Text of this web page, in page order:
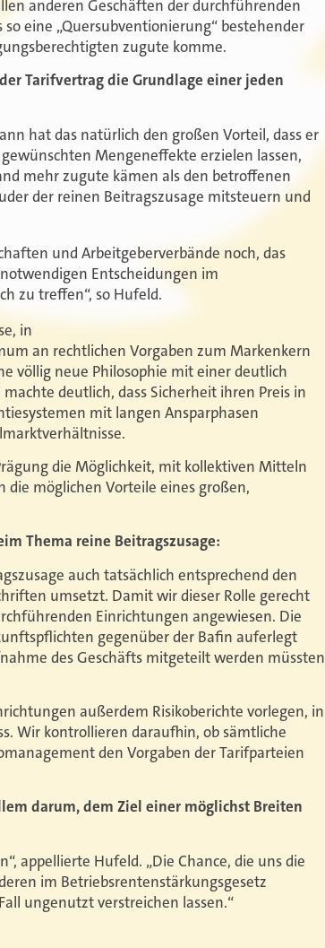
anderen Geschäften der durchführenden
eine „Quersubventionierung“ bestehender
zugute komme.
Tarifvertrag die Grundlage einer jeden
hat das natürlich den großen Vorteil, dass er
Mengeneffekte erzielen lassen,
mehr zugute kämen als den betroffenen
der reinen Beitragszusage mitsteuern und
und Arbeitgeberverbände noch, das
Entscheidungen im
zu treffen“, so Hufeld.
in
an rechtlichen Vorgaben zum Markenkern
völlig neue Philosophie mit einer deutlich
deutlich, dass Sicherheit ihren Preis in
mit langen Ansparphasen
die Möglichkeit, mit kollektiven Mitteln
möglichen Vorteile eines großen,
Thema reine Beitragszusage:
auch tatsächlich entsprechend den
umsetzt. Damit wir dieser Rolle gerecht
Einrichtungen angewiesen. Die
gegenüber der Bafin auferlegt
des Geschäfts mitgeteilt werden müssten
außerdem Risikoberichte vorlegen, in
Wir kontrollieren daraufhin, ob sämtliche
den Vorgaben der Tarifparteien
darum, dem Ziel einer möglichst Breiten
appellierte Hufeld. „Die Chance, die uns die
im Betriebsrentenstärkungsgesetz
ungenutzt verstreichen lassen.“